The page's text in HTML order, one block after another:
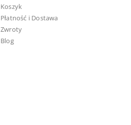
Koszyk
Płatność i Dostawa
Zwroty
Blog